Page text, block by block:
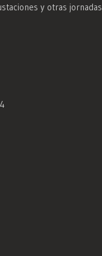
y otras jornadas